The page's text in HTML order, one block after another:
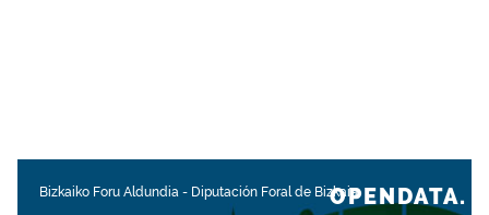
Bizkaiko Foru Aldundia - Diputación Foral de BizkaiaOPENDATA.